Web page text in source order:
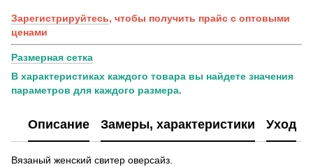
Зарегистрируйтесь, чтобы получить прайс с оптовыми
ценами
Размерная сетка
В характеристиках каждого товара вы найдете значения
параметров для каждого размера.
Описание Замеры, характеристики Уход
Вязаный женский свитер оверсайз.